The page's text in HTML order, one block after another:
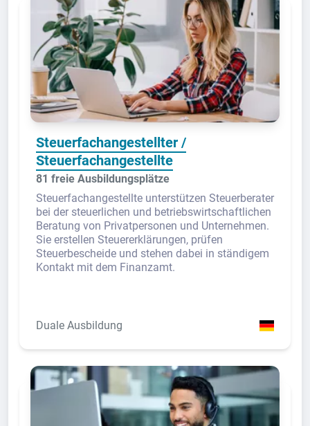
Steuerfachangestellter /
Steuerfachangestellte
81 freie Ausbildungsplätze
Steuerfachangestellte unterstützen Steuerberater
bei der steuerlichen und betriebswirtschaftlichen
Beratung von Privatpersonen und Unternehmen.
Sie erstellen Steuererklärungen, prüfen
Steuerbescheide und stehen dabei in ständigem
Kontakt mit dem Finanzamt.
Duale Ausbildung